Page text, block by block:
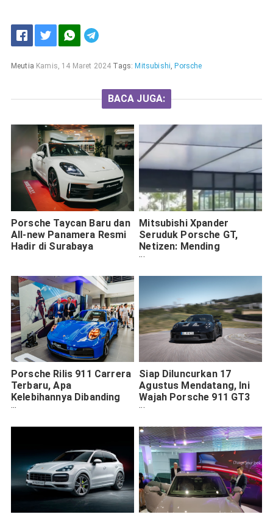
Meutia Kamis, 14 Maret 2024 Tags: Mitsubishi, Porsche
BACA JUGA:
Porsche Taycan Baru dan
All-new Panamera Resmi
Hadir di Surabaya
Mitsubishi Xpander
Seruduk Porsche GT,
Netizen: Mending
Supirnya Pindah Ke Mars
Porsche Rilis 911 Carrera
Terbaru, Apa
Kelebihannya Dibanding
Versi Lama?
Siap Diluncurkan 17
Agustus Mendatang, Ini
Wajah Porsche 911 GT3
RS